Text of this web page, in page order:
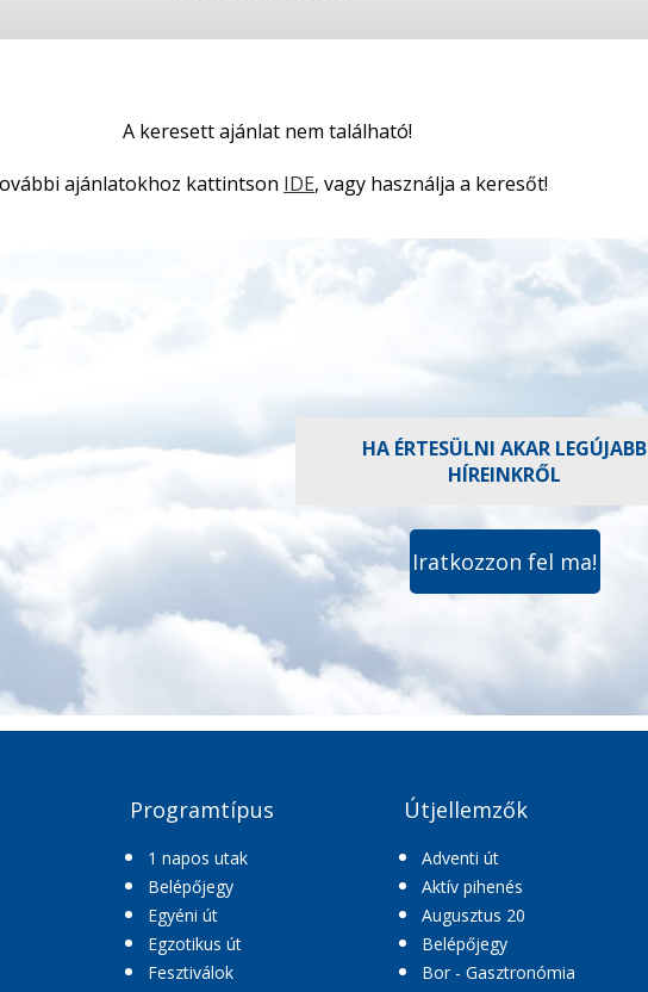
A keresett ajánlat nem található!
ajánlatokhoz kattintson IDE, vagy használja a keresőt!
HA ÉRTESÜLNI AKAR LEGÚJABB
HÍREINKRŐL
Iratkozzon fel ma!
Programtípus
1 napos utak
Belépőjegy
Egyéni út
Egzotikus út
Fesztiválok
Útjellemzők
Adventi út
Aktív pihenés
Augusztus 20
Belépőjegy
Bor - Gasztronómia